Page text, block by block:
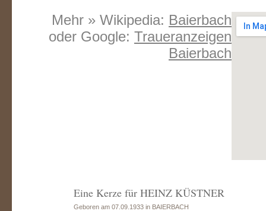
Mehr » Wikipedia: Baierbach
oder Google: Traueranzeigen
Baierbach
Eine Kerze für HEINZ KÜSTNER
Geboren am 07.09.1933 in BAIERBACH